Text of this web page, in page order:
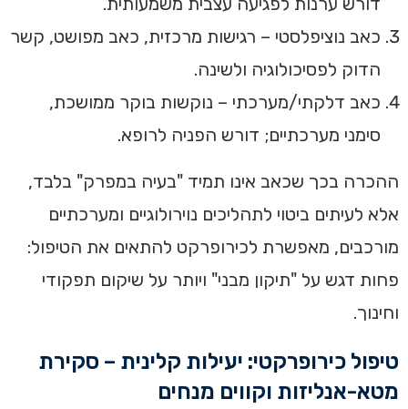
כאב נוציפלסטי – רגישות מרכזית, כאב מפושט, קשר
הדוק לפסיכולוגיה ולשינה.
כאב דלקתי/מערכתי – נוקשות בוקר ממושכת,
סימני מערכתיים; דורש הפניה לרופא.
ההכרה בכך שכאב אינו תמיד "בעיה במפרק" בלבד,
אלא לעיתים ביטוי לתהליכים נוירולוגיים ומערכתיים
מורכבים, מאפשרת לכירופרקט להתאים את הטיפול:
פחות דגש על "תיקון מבני" ויותר על שיקום תפקודי
וחינוך.
טיפול כירופרקטי: יעילות קלינית – סקירת
מטא-אנליזות וקווים מנחים